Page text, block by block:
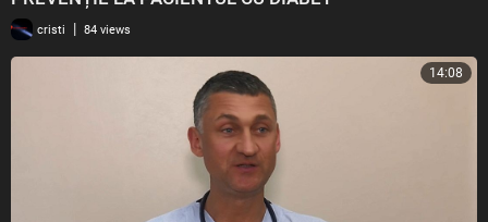
ZAHARAT_pfizer_2023
cristi | 84 views
14:08